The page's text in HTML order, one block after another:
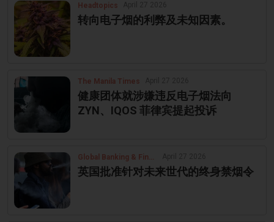
Headtopics
转向电子烟的利弊及未知因素。
The Manila Times
健康团体就涉嫌违反电子烟法向
ZYN、IQOS 菲律宾提起投诉
Global Banking & Finance Review
英国批准针对未来世代的终身禁烟令